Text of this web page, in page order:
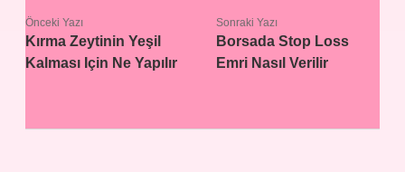
Önceki Yazı
Kırma Zeytinin Yeşil
Kalması Için Ne Yapılır
Sonraki Yazı
Borsada Stop Loss
Emri Nasıl Verilir